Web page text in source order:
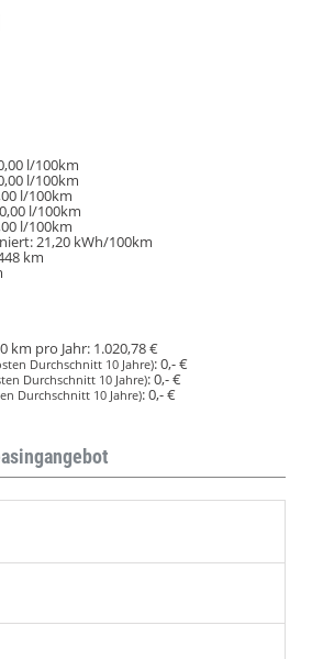
l/100km
l/100km
l/100km
0,00 l/100km
l/100km
21,20 kWh/100km
km
km pro Jahr: 1.020,78 €
Durchschnitt 10 Jahre):0,- €
Durchschnitt 10 Jahre):0,- €
Durchschnitt 10 Jahre):0,- €